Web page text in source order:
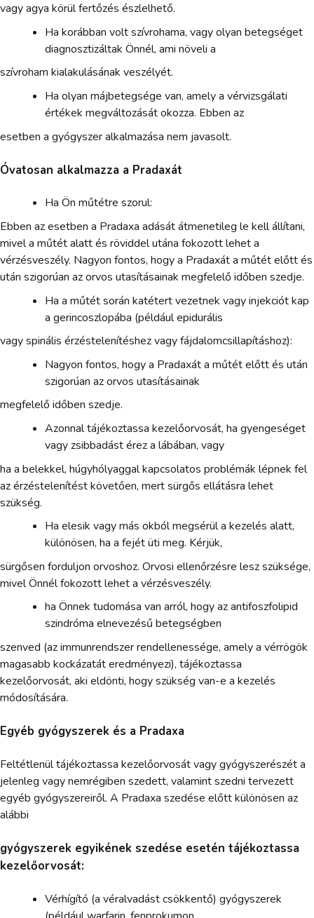
vagy agya körül fertőzés észlelhető.
Ha korábban volt szívrohama, vagy olyan betegséget
diagnosztizáltak Önnél, ami növeli a
szívroham kialakulásának veszélyét.
Ha olyan májbetegsége van, amely a vérvizsgálati
értékek megváltozását okozza. Ebben az
esetben a gyógyszer alkalmazása nem javasolt.
Óvatosan alkalmazza a Pradaxát
Ha Ön műtétre szorul:
Ebben az esetben a Pradaxa adását átmenetileg le kell állítani,
mivel a műtét alatt és röviddel utána fokozott lehet a
vérzésveszély. Nagyon fontos, hogy a Pradaxát a műtét előtt és
után szigorúan az orvos utasításainak megfelelő időben szedje.
Ha a műtét során katétert vezetnek vagy injekciót kap
a gerincoszlopába (például epidurális
vagy spinális érzéstelenítéshez vagy fájdalomcsillapításhoz):
Nagyon fontos, hogy a Pradaxát a műtét előtt és után
szigorúan az orvos utasításainak
megfelelő időben szedje.
Azonnal tájékoztassa kezelőorvosát, ha gyengeséget
vagy zsibbadást érez a lábában, vagy
ha a belekkel, húgyhólyaggal kapcsolatos problémák lépnek fel
az érzéstelenítést követően, mert sürgős ellátásra lehet
szükség.
Ha elesik vagy más okból megsérül a kezelés alatt,
különösen, ha a fejét üti meg. Kérjük,
sürgősen forduljon orvoshoz. Orvosi ellenőrzésre lesz szüksége,
mivel Önnél fokozott lehet a vérzésveszély.
ha Önnek tudomása van arról, hogy az antifoszfolipid
szindróma elnevezésű betegségben
szenved (az immunrendszer rendellenessége, amely a vérrögök
magasabb kockázatát eredményezi), tájékoztassa
kezelőorvosát, aki eldönti, hogy szükség van-e a kezelés
módosítására.
Egyéb gyógyszerek és a Pradaxa
Feltétlenül tájékoztassa kezelőorvosát vagy gyógyszerészét a
jelenleg vagy nemrégiben szedett, valamint szedni tervezett
egyéb gyógyszereiről. A Pradaxa szedése előtt különösen az
alábbi
gyógyszerek egyikének szedése esetén tájékoztassa
kezelőorvosát:
Vérhígító (a véralvadást csökkentő) gyógyszerek